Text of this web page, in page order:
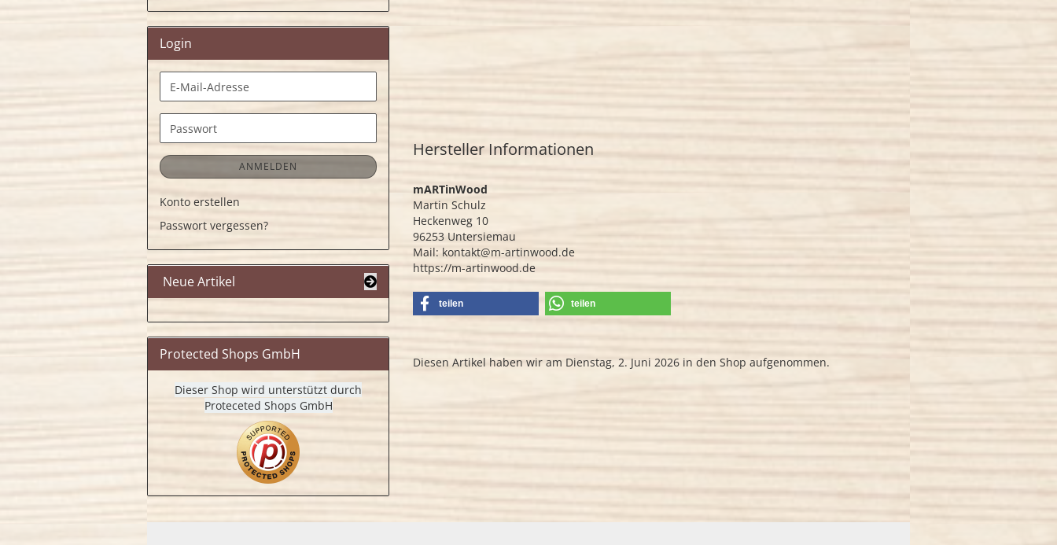
Hersteller Informationen
mARTinWood
Martin Schulz
Heckenweg 10
96253 Untersiemau
Mail: kontakt@m-artinwood.de
https://m-artinwood.de
teilen teilen
Diesen Artikel haben wir am Dienstag, 2. Juni 2026 in den Shop aufgenommen.
Login
E-
Mail-
Adresse
Passwort
ANMELDEN
Konto erstellen
Passwort vergessen?
Neue Artikel
Protected Shops GmbH
Dieser Shop wird unterstützt durch
Proteceted Shops GmbH